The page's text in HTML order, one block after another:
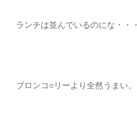
ランチは並んでいるのにな・・・
ブロンコ○リーより全然うまい。